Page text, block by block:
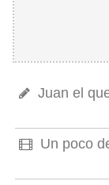
Juan el
Un poco